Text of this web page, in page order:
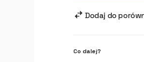
Dodaj do
Co dalej?